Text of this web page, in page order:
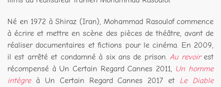
Né en 1972 à Shiraz (Iran), Mohammad Rasoulof commence
à écrire et mettre en scène des pièces de théâtre, avant de
réaliser documentaires et fictions pour le cinéma. En 2009,
il est arrêté et condamné à six ans de prison.Au revoirest
récompensé à Un Certain Regard Cannes 2011, Un homme
intègreà Un Certain Regard Cannes 2017 et Le Diable